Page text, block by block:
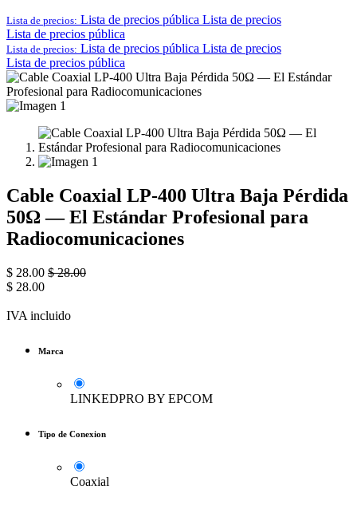
Lista de precios: Lista de precios pública Lista de precios
Lista de precios pública
Lista de precios: Lista de precios pública Lista de precios
Lista de precios pública
Cable Coaxial LP-400 Ultra Baja Pérdida
50Ω — El Estándar Profesional para
Radiocomunicaciones
$ 28.00 $28.00
$ 28.00
IVA incluido
Marca
LINKEDPRO BY EPCOM
Tipo de Conexion
Coaxial